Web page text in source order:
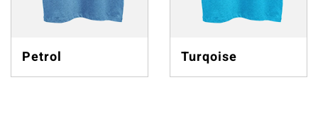
Turqoise
Petrol